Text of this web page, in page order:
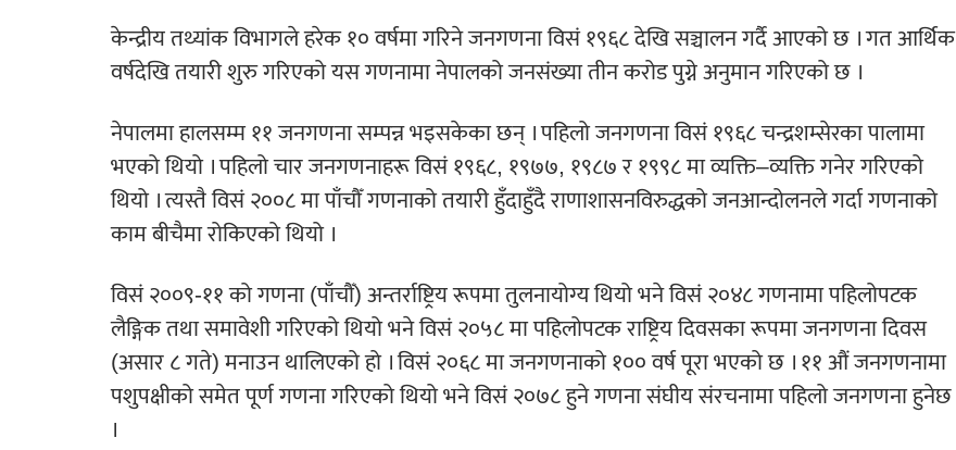
केन्द्रीय तथ्यांक विभागले हरेक १० वर्षमा गरिने जनगणना विसं १९६८ देखि सञ्चालन गर्दै आएको छ । गत आर्थिक
वर्षदेखि तयारी शुरु गरिएको यस गणनामा नेपालको जनसंख्या तीन करोड पुग्ने अनुमान गरिएको छ ।
नेपालमा हालसम्म ११ जनगणना सम्पन्न भइसकेका छन् । पहिलो जनगणना विसं १९६८ चन्द्रशम्सेरका पालामा
भएको थियो । पहिलो चार जनगणनाहरू विसं १९६८, १९७७, १९८७ र १९९८ मा व्यक्ति–व्यक्ति गनेर गरिएको
थियो । त्यस्तै विसं २००८ मा पाँचौँ गणनाको तयारी हुँदाहुँदै राणाशासनविरुद्धको जनआन्दोलनले गर्दा गणनाको
काम बीचैमा रोकिएको थियो ।
विसं २००९-११ को गणना (पाँचौँ) अन्तर्राष्ट्रिय रूपमा तुलनायोग्य थियो भने विसं २०४८ गणनामा पहिलोपटक
लैङ्गिक तथा समावेशी गरिएको थियो भने विसं २०५८ मा पहिलोपटक राष्ट्रिय दिवसका रूपमा जनगणना दिवस
(असार ८ गते) मनाउन थालिएको हो । विसं २०६८ मा जनगणनाको १०० वर्ष पूरा भएको छ ।११ औं जनगणनामा
पशुपक्षीको समेत पूर्ण गणना गरिएको थियो भने विसं २०७८ हुने गणना संघीय संरचनामा पहिलो जनगणना हुनेछ
।